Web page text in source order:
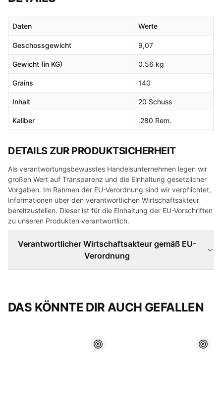
Daten Werte
Geschossgewicht 9,07
Gewicht (in KG) 0.56 kg
Grains 140
Inhalt 20 Schuss
Kaliber .280 Rem.
DETAILS ZUR PRODUKTSICHERHEIT
Als verantwortungsbewusstes Handelsunternehmen legen wir
großen Wert auf Transparenz und die Einhaltung gesetzlicher
Vorgaben. Im Rahmen der EU-Verordnung sind wir verpflichtet,
Informationen über den verantwortlichen Wirtschaftsakteur
bereitzustellen. Dieser ist für die Einhaltung der EU-Vorschriften
zu unseren Produkten verantwortlich.
Verantwortlicher Wirtschaftsakteur gemäß EU-
Verordnung
DAS KÖNNTE DIR AUCH GEFALLEN